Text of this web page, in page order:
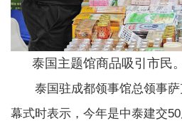
泰国主题馆商品吸引市民
泰国驻成都领事馆总领事萨
幕式时表示，今年是中泰建交